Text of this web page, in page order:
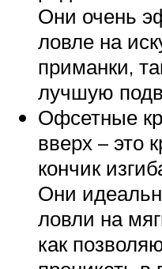
Они очень
ловле на
приманки,
лучшую
Офсетные
вверх – это
кончик
Они
ловли на
как